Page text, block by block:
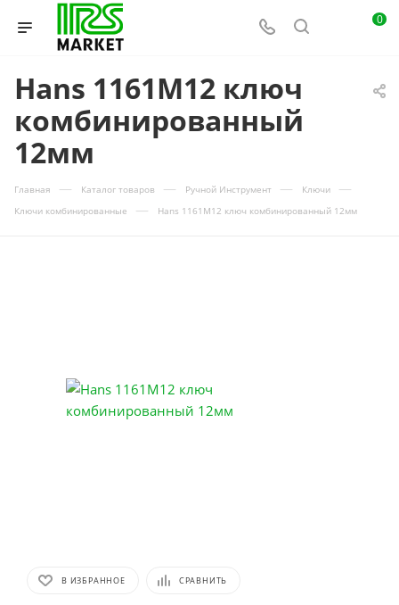
0
Hans 1161M12 ключ
комбинированный
12мм
Главная — Каталог товаров — Ручной Инструмент — Ключи —
Ключи комбинированные — Hans 1161M12 ключ комбинированный 12мм
В ИЗБРАННОЕ СРАВНИТЬ